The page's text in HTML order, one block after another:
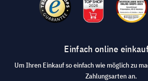
Einfach online
Um Ihren Einkauf so einfach wie möglich zu
Zahlungsarten an.